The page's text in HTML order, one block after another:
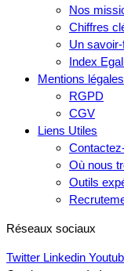
Nos
Chiffres
Un
Index
Mentions légales
RGPD
CGV
Liens Utiles
Où nous
Outils
Réseaux sociaux
Twitter Linkedin